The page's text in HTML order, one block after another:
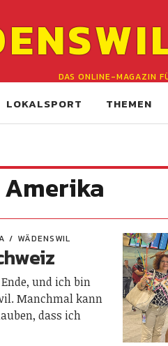
DAS ONLINE-MAGAZIN
LOKALSPORT THEMEN
Amerika
WÄDENSWIL
und ich bin
Manchmal kann
dass ich